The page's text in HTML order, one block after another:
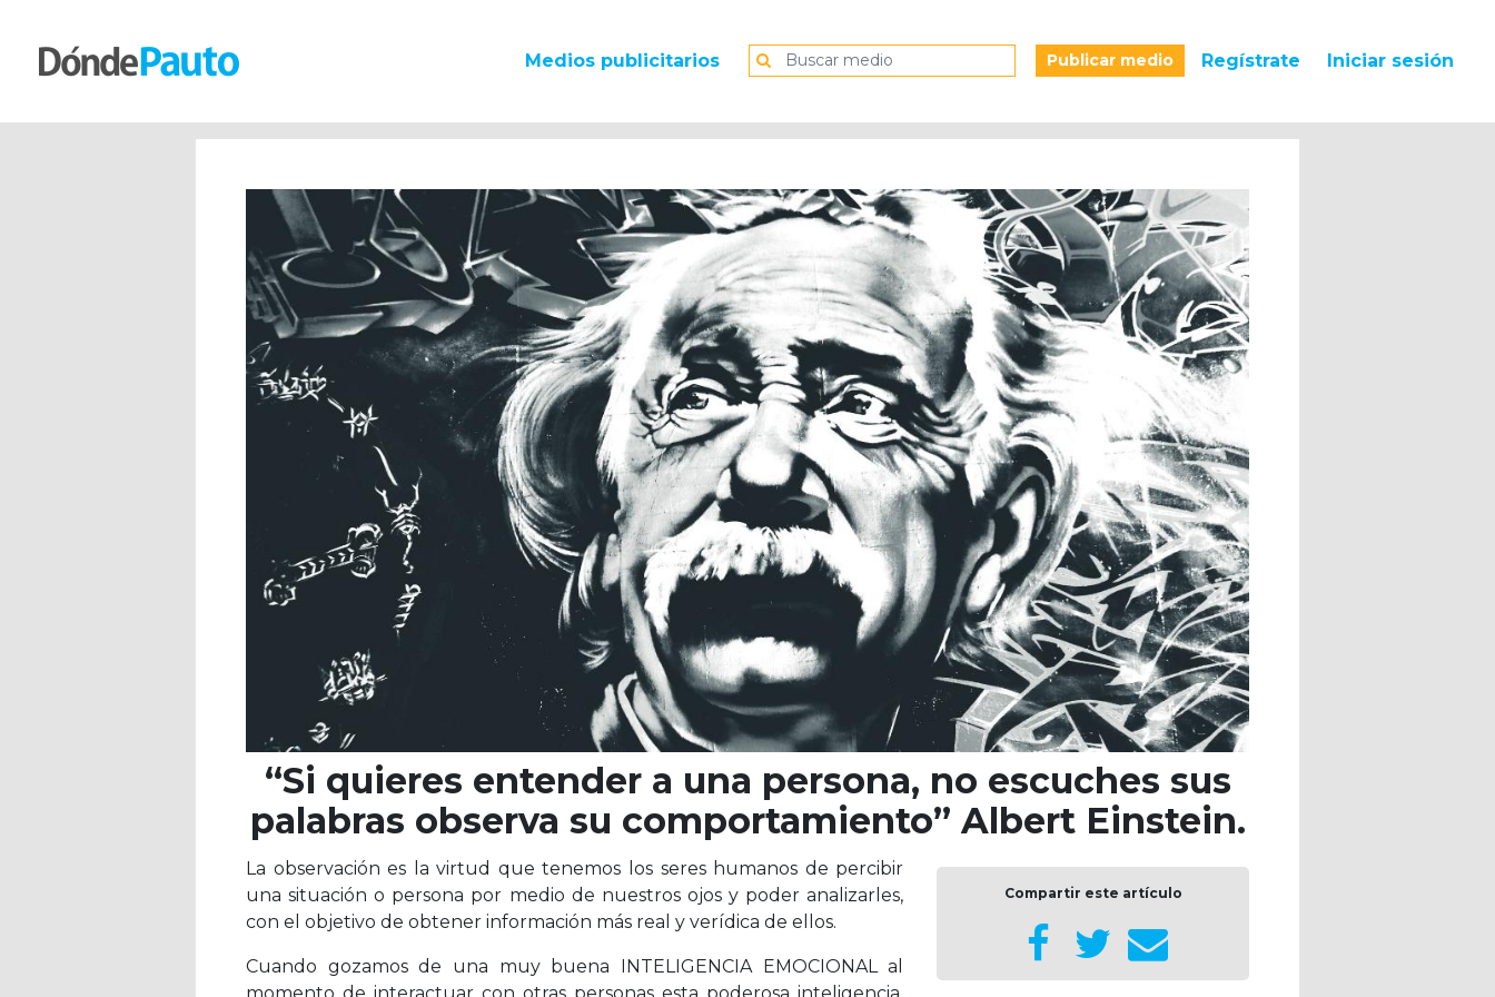
Medios publicitarios Publicar medio Regístrate Iniciar sesión
“Si quieres entender a una persona, no escuches sus
palabras observa su comportamiento” Albert Einstein.
La observación es la virtud que tenemos los seres humanos de percibir
una situación o persona por medio de nuestros ojos y poder analizarles,
con el objetivo de obtener información más real y verídica de ellos.
Cuando gozamos de una muy buena INTELIGENCIA EMOCIONAL al
Compartir este artículo